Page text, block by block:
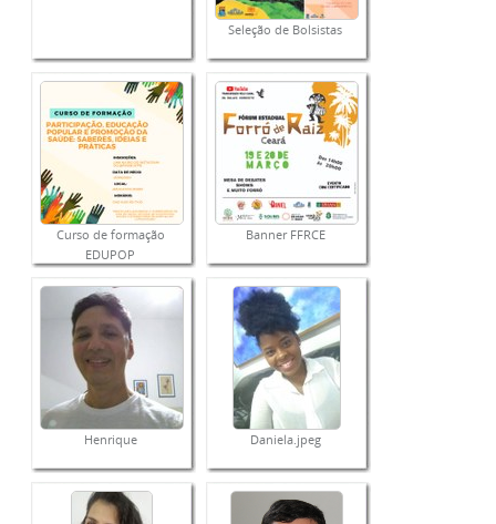
Seleção de Bolsistas
Curso de formação
EDUPOP
Banner FFRCE
Henrique Daniela.jpeg